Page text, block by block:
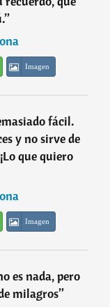
”
Imagen
fácil.
y no sirve de
que quiero
Imagen
es nada, pero
milagros”